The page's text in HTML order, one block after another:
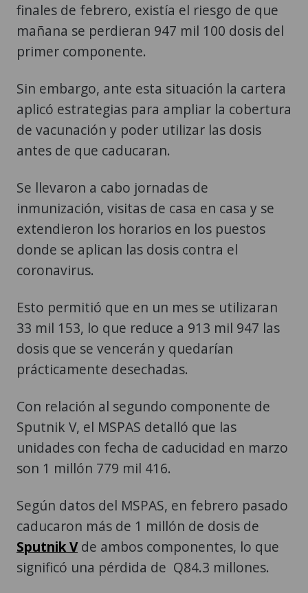
finales de febrero, existía el riesgo de que
mañana se perdieran 947 mil 100 dosis del
primer componente.
Sin embargo, ante esta situación la cartera
aplicó estrategias para ampliar la cobertura
de vacunación y poder utilizar las dosis
antes de que caducaran.
Se llevaron a cabo jornadas de
inmunización, visitas de casa en casa y se
extendieron los horarios en los puestos
donde se aplican las dosis contra el
coronavirus.
Esto permitió que en un mes se utilizaran
33 mil 153, lo que reduce a 913 mil 947 las
dosis que se vencerán y quedarían
prácticamente desechadas.
Con relación al segundo componente de
Sputnik V, el MSPAS detalló que las
unidades con fecha de caducidad en marzo
son 1 millón 779 mil 416.
Según datos del MSPAS, en febrero pasado
caducaron más de 1 millón de dosis de
Sputnik Vde ambos componentes, lo que
significó una pérdida de Q84.3 millones.